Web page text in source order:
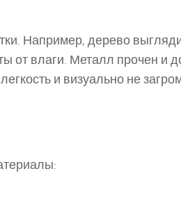
Например, дерево
от влаги. Металл прочен и
и визуально не